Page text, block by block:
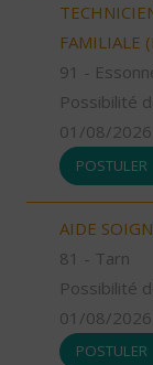
FAMILIALE
91 -
Possibilité
01/08/2026
POSTULER
AIDE
81 - Tarn
Possibilité
01/08/2026
POSTULER